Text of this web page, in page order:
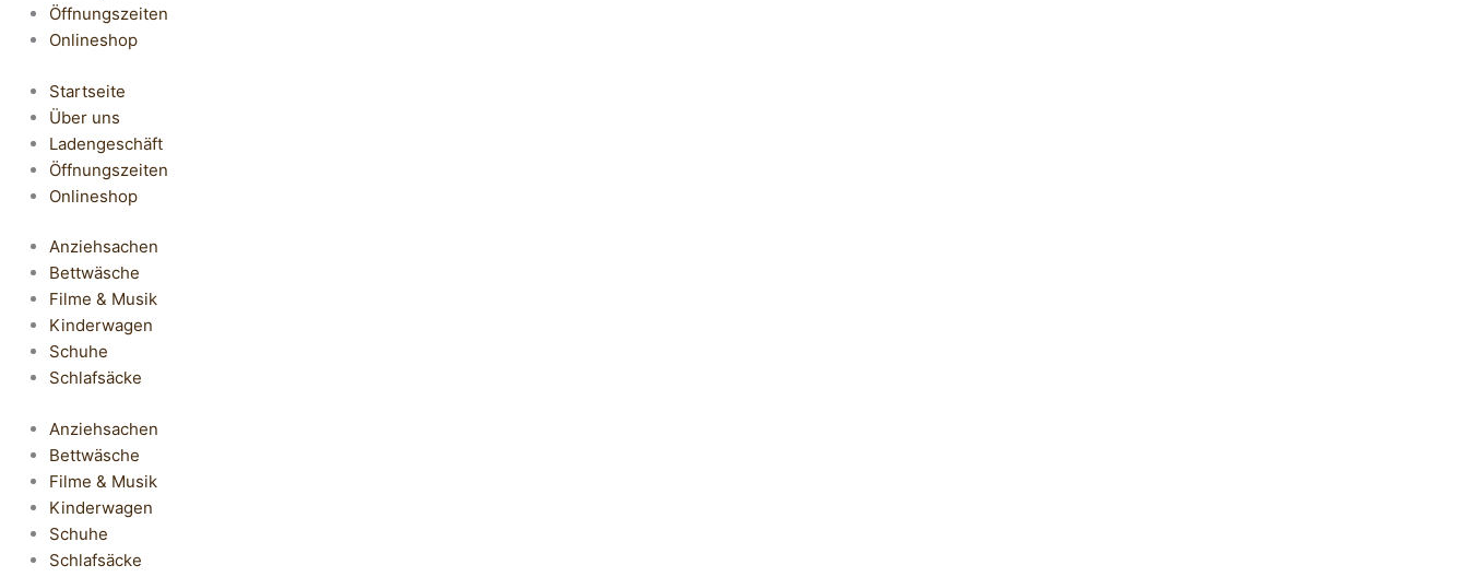
Öffnungszeiten
Onlineshop
Startseite
Über uns
Ladengeschäft
Öffnungszeiten
Onlineshop
Anziehsachen
Bettwäsche
Filme & Musik
Kinderwagen
Schuhe
Schlafsäcke
Anziehsachen
Bettwäsche
Filme & Musik
Kinderwagen
Schuhe
Schlafsäcke